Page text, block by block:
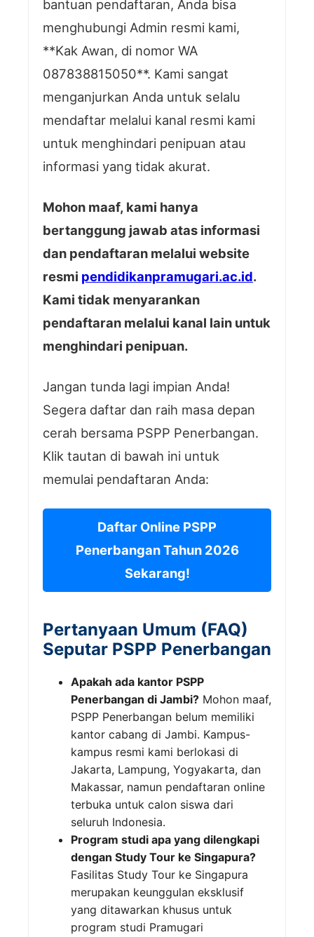
bantuan pendaftaran, Anda bisa
menghubungi Admin resmi kami,
**Kak Awan, di nomor WA
087838815050**. Kami sangat
menganjurkan Anda untuk selalu
mendaftar melalui kanal resmi kami
untuk menghindari penipuan atau
informasi yang tidak akurat.
Mohon maaf, kami hanya
bertanggung jawab atas informasi
dan pendaftaran melalui website
resmi pendidikanpramugari.ac.id.
Kami tidak menyarankan
pendaftaran melalui kanal lain untuk
menghindari penipuan.
Jangan tunda lagi impian Anda!
Segera daftar dan raih masa depan
cerah bersama PSPP Penerbangan.
Klik tautan di bawah ini untuk
memulai pendaftaran Anda:
Daftar Online PSPP
Penerbangan Tahun 2026
Sekarang!
Pertanyaan Umum (FAQ)
Seputar PSPP Penerbangan
Apakah ada kantor PSPP
Penerbangan di Jambi? Mohon maaf,
PSPP Penerbangan belum memiliki
kantor cabang di Jambi. Kampus-
kampus resmi kami berlokasi di
Jakarta, Lampung, Yogyakarta, dan
Makassar, namun pendaftaran online
terbuka untuk calon siswa dari
seluruh Indonesia.
Program studi apa yang dilengkapi
dengan Study Tour ke Singapura?
Fasilitas Study Tour ke Singapura
merupakan keunggulan eksklusif
yang ditawarkan khusus untuk
program studi Pramugari